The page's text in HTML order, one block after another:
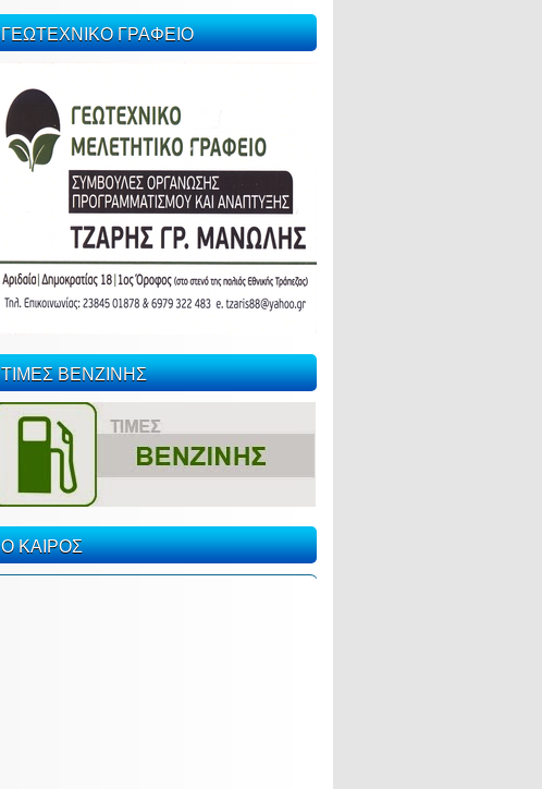
ΓΕΩΤΕΧΝΙΚΟ ΓΡΑΦΕΙΟ
ΤΙΜΕΣ ΒΕΝΖΙΝΗΣ
Ο ΚΑΙΡΟΣ